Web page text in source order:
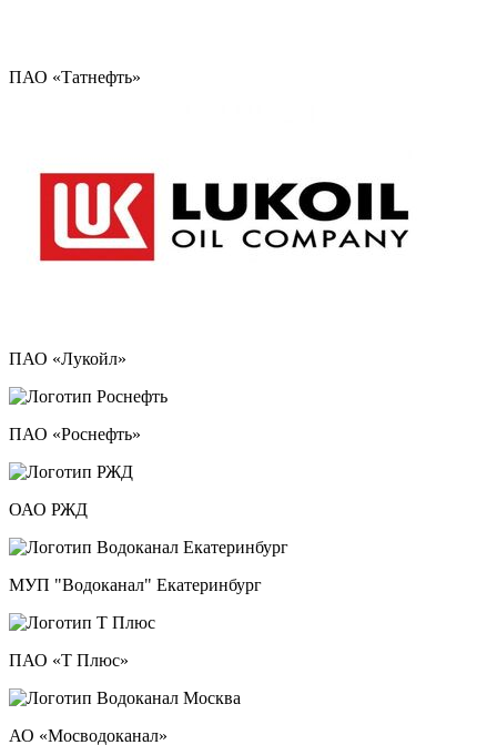
ПАО «Татнефть»
ПАО «Лукойл»
ПАО «Роснефть»
ОАО РЖД
МУП "Водоканал" Екатеринбург
ПАО «Т Плюс»
АО «Мосводоканал»